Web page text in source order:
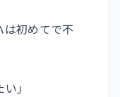
は初めてで不
」